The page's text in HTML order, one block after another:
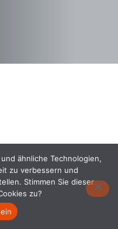
ähnliche Technologien,
zu verbessern und
Stimmen Sie dieser
zu?